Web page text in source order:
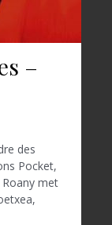
–
des
Pocket,
Roany met